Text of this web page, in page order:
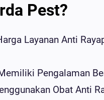
Pest?
Layanan Anti
Pengalaman
Obat Anti